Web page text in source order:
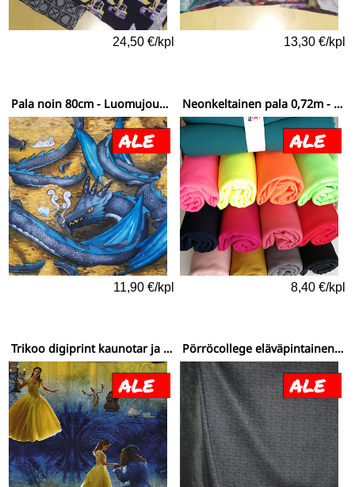
24,50 €/kpl 13,30 €/kpl
Pala noin 80cm - Luomujoustocollege (digiprint) Lohikäärmeen luola värikäs
11,90 €/kpl
Neonkeltainen pala 0,72m - Softshell yksivärinen
8,40 €/kpl
Trikoo digiprint kaunotar ja hirviö - loppupala 0,58m Pörröcollege eläväpintainen tumma harmaa - viimeinen pala 1,2m